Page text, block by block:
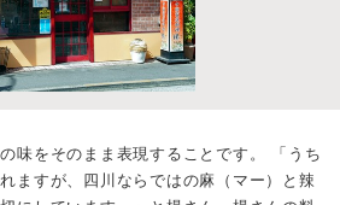
味をそのまま表現することです。 「うち
ますが、四川ならではの麻（マー）と辣